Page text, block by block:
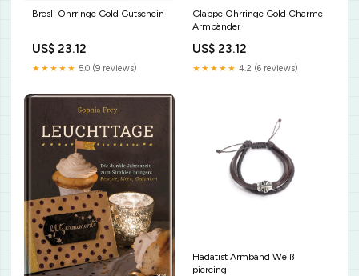
Bresli Ohrringe Gold Gutschein
US$ 23.12
★★★★★ 5.0 (9 reviews)
Glappe Ohrringe Gold Charme
Armbänder
US$ 23.12
★★★★★ 4.2 (6 reviews)
Hadatist Armband Weiß
piercing